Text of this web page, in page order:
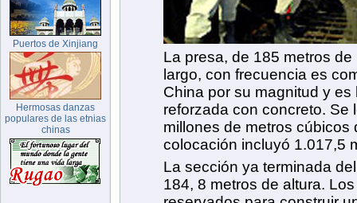
Puertos de Xinjiang
Hermosas danzas
populares de las etnias
chinas
La presa, de 185 metros
largo, con frecuencia es
China por su magnitud y
reforzada con concreto. Se
millones de metros cúbicos
colocación incluyó 1.017,5
La sección ya terminada
184, 8 metros de altura.